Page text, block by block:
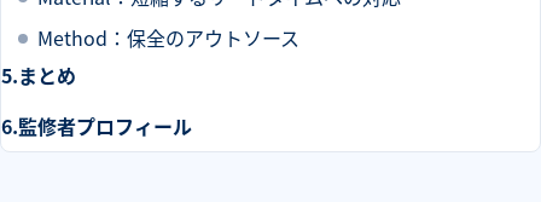
Method：保全のアウトソース
まとめ
監修者プロフィール